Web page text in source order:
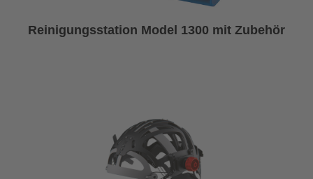
Reinigungsstation Model 1300 mit Zubehör